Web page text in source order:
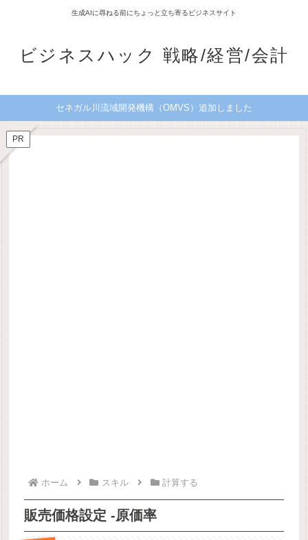
生成AIに尋ねる前にちょっと立ち寄るビジネスサイト
ビジネスハック 戦略/経営/会計
セネガル川流域開発機構（OMVS）追加しました
PR
ホーム スキル 計算する
販売価格設定 -原価率